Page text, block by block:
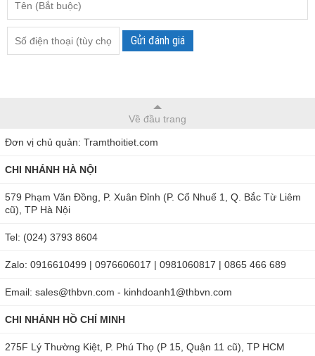
Gửi đánh giá
Về đầu trang
Đơn vị chủ quản: Tramthoitiet.com
CHI NHÁNH HÀ NỘI
579 Phạm Văn Đồng, P. Xuân Đỉnh (P. Cổ Nhuế 1, Q. Bắc Từ Liêm
cũ), TP Hà Nội
Tel: (024) 3793 8604
Zalo: 0916610499 | 0976606017 | 0981060817 | 0865 466 689
Email: sales@thbvn.com - kinhdoanh1@thbvn.com
CHI NHÁNH HỒ CHÍ MINH
275F Lý Thường Kiệt, P. Phú Thọ (P 15, Quận 11 cũ), TP HCM